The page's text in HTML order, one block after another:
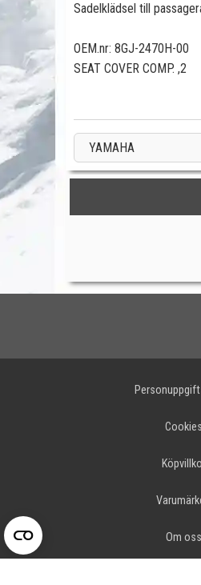
Sadelklädsel till
OEM.nr: 8GJ-2470H-00
SEAT COVER COMP. ,2
YAMAHA
Cookies
Om oss